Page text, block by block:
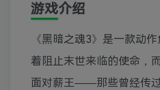
游戏介绍
《黑暗之魂3》是一款动
着阻止末世来临的使命，
面对薪王——那些曾经传